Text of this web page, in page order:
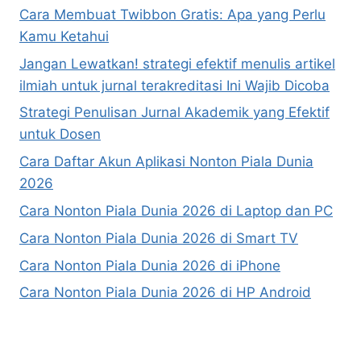
Cara Membuat Twibbon Gratis: Apa yang Perlu
Kamu Ketahui
Jangan Lewatkan! strategi efektif menulis artikel
ilmiah untuk jurnal terakreditasi Ini Wajib Dicoba
Strategi Penulisan Jurnal Akademik yang Efektif
untuk Dosen
Cara Daftar Akun Aplikasi Nonton Piala Dunia
2026
Cara Nonton Piala Dunia 2026 di Laptop dan PC
Cara Nonton Piala Dunia 2026 di Smart TV
Cara Nonton Piala Dunia 2026 di iPhone
Cara Nonton Piala Dunia 2026 di HP Android